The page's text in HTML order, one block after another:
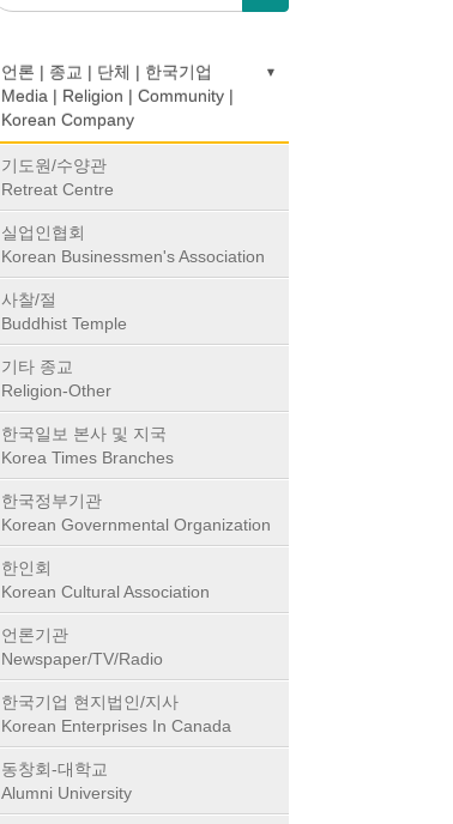
언론 | 종교 | 단체 | 한국기업
Media | Religion | Community |
Korean Company
기도원/수양관
Retreat Centre
실업인협회
Korean Businessmen's Association
사찰/절
Buddhist Temple
기타 종교
Religion-Other
한국일보 본사 및 지국
Korea Times Branches
한국정부기관
Korean Governmental Organization
한인회
Korean Cultural Association
언론기관
Newspaper/TV/Radio
한국기업 현지법인/지사
Korean Enterprises In Canada
동창회-대학교
Alumni University